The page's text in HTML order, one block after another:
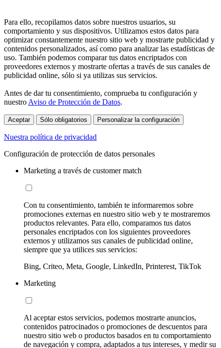
Para ello, recopilamos datos sobre nuestros usuarios, su
comportamiento y sus dispositivos. Utilizamos estos datos para
optimizar constantemente nuestro sitio web y mostrarte publicidad y
contenidos personalizados, así como para analizar las estadísticas de
uso. También podemos comparar tus datos encriptados con
proveedores externos y mostrarte ofertas a través de sus canales de
publicidad online, sólo si ya utilizas sus servicios.
Antes de dar tu consentimiento, comprueba tu configuración y
nuestro Aviso de Protección de Datos.
Aceptar Sólo obligatorios Personalizar la configuración
Nuestra política de privacidad
Configuración de protección de datos personales
Marketing a través de customer match
Con tu consentimiento, también te informaremos sobre
promociones externas en nuestro sitio web y te mostraremos
productos relevantes. Para ello, comparamos tus datos
personales encriptados con los siguientes proveedores
externos y utilizamos sus canales de publicidad online,
siempre que ya utilices sus servicios:
Bing, Criteo, Meta, Google, LinkedIn, Printerest, TikTok
Marketing
Al aceptar estos servicios, podemos mostrarte anuncios,
contenidos patrocinados o promociones de descuentos para
nuestro sitio web o productos basados en tu comportamiento
de navegación y compra, adaptados a tus intereses, y medir su